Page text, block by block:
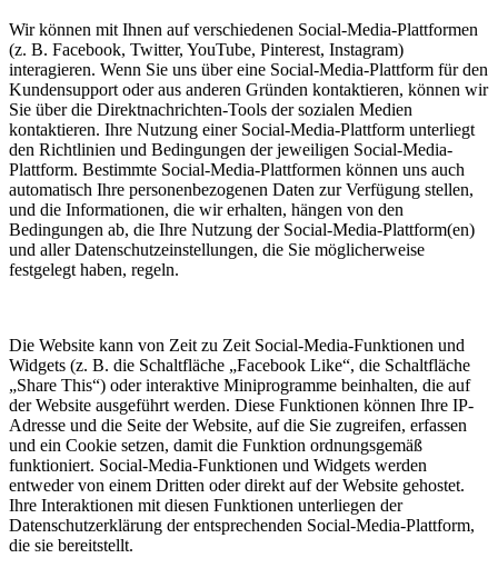
Wir können mit Ihnen auf verschiedenen Social-Media-Plattformen
(z. B. Facebook, Twitter, YouTube, Pinterest, Instagram)
interagieren. Wenn Sie uns über eine Social-Media-Plattform für den
Kundensupport oder aus anderen Gründen kontaktieren, können wir
Sie über die Direktnachrichten-Tools der sozialen Medien
kontaktieren. Ihre Nutzung einer Social-Media-Plattform unterliegt
den Richtlinien und Bedingungen der jeweiligen Social-Media-
Plattform. Bestimmte Social-Media-Plattformen können uns auch
automatisch Ihre personenbezogenen Daten zur Verfügung stellen,
und die Informationen, die wir erhalten, hängen von den
Bedingungen ab, die Ihre Nutzung der Social-Media-Plattform(en)
und aller Datenschutzeinstellungen, die Sie möglicherweise
festgelegt haben, regeln.
Die Website kann von Zeit zu Zeit Social-Media-Funktionen und
Widgets (z. B. die Schaltfläche „Facebook Like“, die Schaltfläche
„Share This“) oder interaktive Miniprogramme beinhalten, die auf
der Website ausgeführt werden. Diese Funktionen können Ihre IP-
Adresse und die Seite der Website, auf die Sie zugreifen, erfassen
und ein Cookie setzen, damit die Funktion ordnungsgemäß
funktioniert. Social-Media-Funktionen und Widgets werden
entweder von einem Dritten oder direkt auf der Website gehostet.
Ihre Interaktionen mit diesen Funktionen unterliegen der
Datenschutzerklärung der entsprechenden Social-Media-Plattform,
die sie bereitstellt.